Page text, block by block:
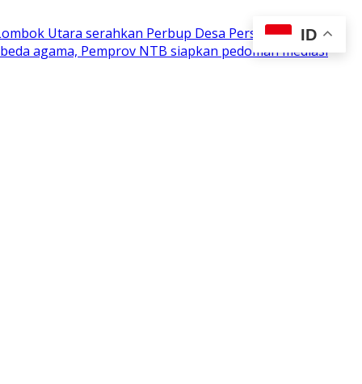
Utara serahkan Perbup Desa Persiapan
agama, Pemprov NTB siapkan pedoman mediasi
ID